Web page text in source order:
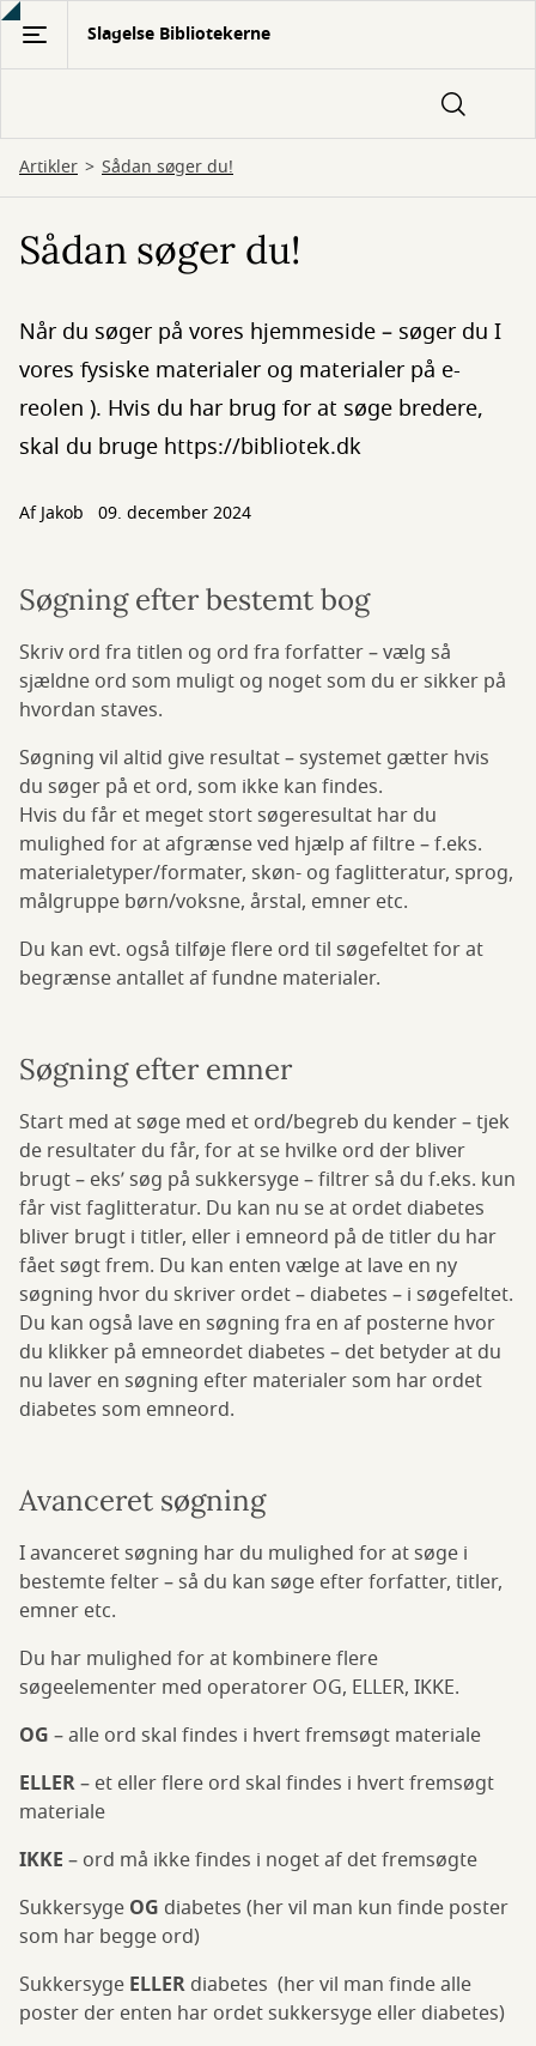
Gå
hovedindhold
Slagelse Bibliotekerne
Artikler Sådan søger du!
Sådan søger du!
Når du søger på vores hjemmeside – søger du I
vores fysiske materialer og materialer på e-
reolen ). Hvis du har brug for at søge bredere,
skal du bruge https://bibliotek.dk
AfJakob 09. december 2024
Søgning efter bestemt bog
Skriv ord fra titlen og ord fra forfatter – vælg så
sjældne ord som muligt og noget som du er sikker på
hvordan staves.
Søgning vil altid give resultat – systemet gætter hvis
du søger på et ord, som ikke kan findes.
Hvis du får et meget stort søgeresultat har du
mulighed for at afgrænse ved hjælp af filtre – f.eks.
materialetyper/formater, skøn- og faglitteratur, sprog,
målgruppe børn/voksne, årstal, emner etc.
Du kan evt. også tilføje flere ord til søgefeltet for at
begrænse antallet af fundne materialer.
Søgning efter emner
Start med at søge med et ord/begreb du kender – tjek
de resultater du får, for at se hvilke ord der bliver
brugt – eks’ søg på sukkersyge – filtrer så du f.eks. kun
får vist faglitteratur. Du kan nu se at ordet diabetes
bliver brugt i titler, eller i emneord på de titler du har
fået søgt frem. Du kan enten vælge at lave en ny
søgning hvor du skriver ordet – diabetes – i søgefeltet.
Du kan også lave en søgning fra en af posterne hvor
du klikker på emneordet diabetes – det betyder at du
nu laver en søgning efter materialer som har ordet
diabetes som emneord.
Avanceret søgning
I avanceret søgning har du mulighed for at søge i
bestemte felter – så du kan søge efter forfatter, titler,
emner etc.
Du har mulighed for at kombinere flere
søgeelementer med operatorer OG, ELLER, IKKE.
OG – alle ord skal findes i hvert fremsøgt materiale
ELLER– et eller flere ord skal findes i hvert fremsøgt
materiale
IKKE – ord må ikke findes i noget af det fremsøgte
Sukkersyge OG diabetes (her vil man kun finde poster
som har begge ord)
Sukkersyge ELLER diabetes (her vil man finde alle
poster der enten har ordet sukkersyge eller diabetes)